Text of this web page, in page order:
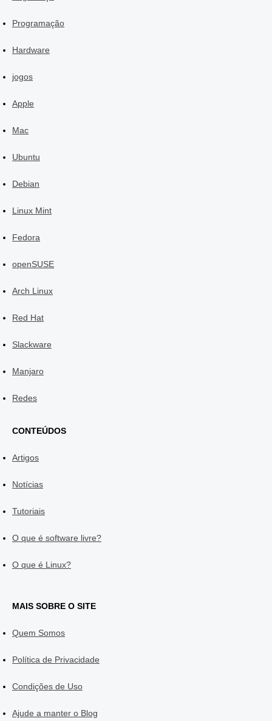
Programação
Hardware
jogos
Apple
Mac
Ubuntu
Debian
Linux Mint
Fedora
openSUSE
Arch Linux
Red Hat
Slackware
Manjaro
Redes
CONTEÚDOS
Artigos
Notícias
Tutoriais
O que é software livre?
O que é Linux?
MAIS SOBRE O SITE
Quem Somos
Política de Privacidade
Condições de Uso
Ajude a manter o Blog